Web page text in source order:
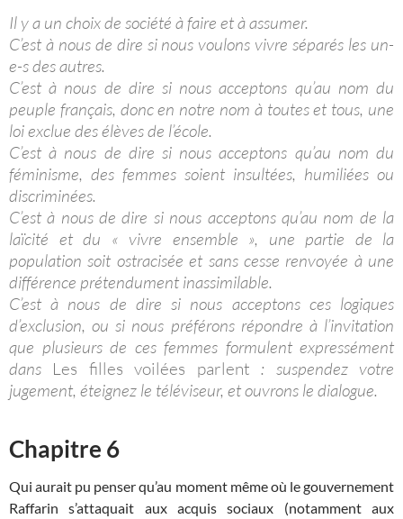
Il y a un choix de société à faire et à assumer.
C’est à nous de dire si nous voulons vivre séparés les un-
e-s des autres.
C’est à nous de dire si nous acceptons qu’au nom du
peuple français, donc en notre nom à toutes et tous, une
loi exclue des élèves de l’école.
C’est à nous de dire si nous acceptons qu’au nom du
féminisme, des femmes soient insultées, humiliées ou
discriminées.
C’est à nous de dire si nous acceptons qu’au nom de la
laïcité et du « vivre ensemble », une partie de la
population soit ostracisée et sans cesse renvoyée à une
différence prétendument inassimilable.
C’est à nous de dire si nous acceptons ces logiques
d’exclusion, ou si nous préférons répondre à l’invitation
que plusieurs de ces femmes formulent expressément
dans Les filles voilées parlent : suspendez votre
jugement, éteignez le téléviseur, et ouvrons le dialogue.
Chapitre 6
Qui aurait pu penser qu’au moment même où le gouvernement
Raffarin s’attaquait aux acquis sociaux (notamment aux